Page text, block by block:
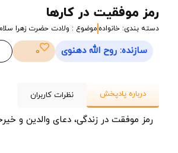
رمز موفقیت در کارها
دسته بندی: خانواده موضوع : ولادت حضرت زهرا سلام
سازنده: روح الله دهنوی 0
درباره پادپخش نظرات کاربران
رمز موفقت در زندگی، دعای والدین و